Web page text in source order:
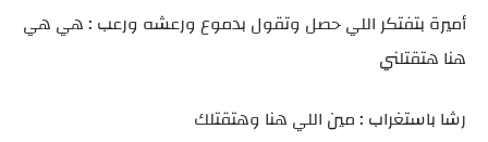
أميرة بتفتكر اللي حصل وتقول بدموع ورعشه ورعب : هي هي
هنا هتقتلني
رشا باستغراب : مين اللي هنا وهتقتلك